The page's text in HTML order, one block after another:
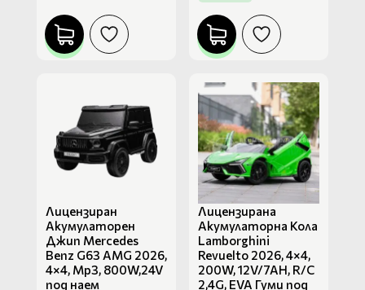
Лицензиран
Акумулаторен
Джип Mercedes
Benz G63 AMG 2026,
4×4, Mp3, 800W,24V
под наем
Лицензирана
Акумулаторна Кола
Lamborghini
Revuelto 2026, 4×4,
200W, 12V/7AH, R/C
2,4G, EVA Гуми под